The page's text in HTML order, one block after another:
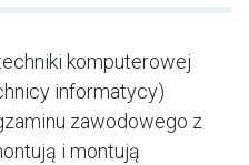
komputerowej
informatycy)
zawodowego z
i montują